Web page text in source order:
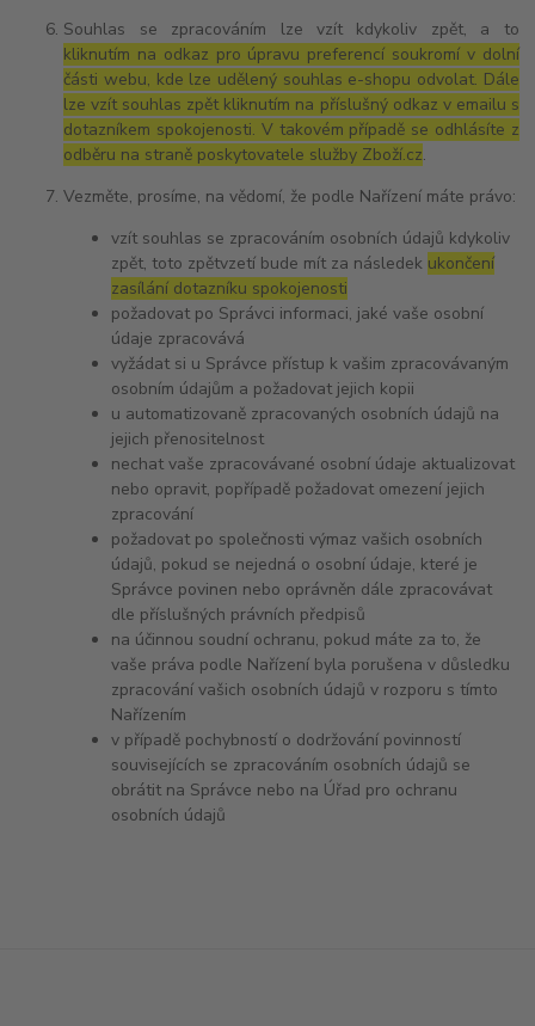
Souhlas se zpracováním lze vzít kdykoliv zpět, a to
kliknutím na odkaz pro úpravu preferencí soukromí v dolní
části webu, kde lze udělený souhlas e-shopu odvolat. Dále
lze vzít souhlas zpět kliknutím na příslušný odkaz v emailu s
dotazníkem spokojenosti. V takovém případě se odhlásíte z
odběru na straně poskytovatele služby Zboží.cz.
Vezměte, prosíme, na vědomí, že podle Nařízení máte právo:
vzít souhlas se zpracováním osobních údajů kdykoliv
zpět, toto zpětvzetí bude mít za následek ukončení
zasílání dotazníku spokojenosti
požadovat po Správci informaci, jaké vaše osobní
údaje zpracovává
vyžádat si u Správce přístup k vašim zpracovávaným
osobním údajům a požadovat jejich kopii
u automatizovaně zpracovaných osobních údajů na
jejich přenositelnost
nechat vaše zpracovávané osobní údaje aktualizovat
nebo opravit, popřípadě požadovat omezení jejich
zpracování
požadovat po společnosti výmaz vašich osobních
údajů, pokud se nejedná o osobní údaje, které je
Správce povinen nebo oprávněn dále zpracovávat
dle příslušných právních předpisů
na účinnou soudní ochranu, pokud máte za to, že
vaše práva podle Nařízení byla porušena v důsledku
zpracování vašich osobních údajů v rozporu s tímto
Nařízením
v případě pochybností o dodržování povinností
souvisejících se zpracováním osobních údajů se
obrátit na Správce nebo na Úřad pro ochranu
osobních údajů